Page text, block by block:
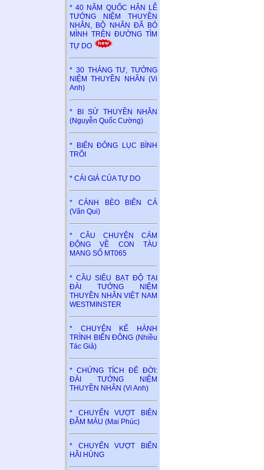
* 40 NĂM QUỐC HẬN LỄ
TƯỞNG NIỆM THUYỀN
NHÂN, BỘ NHÂN ĐÃ BỎ
MÌNH TRÊN ĐƯỜNG TÌM
TỰ DO
* 30 THÁNG TƯ, TƯỞNG
NIỆM THUYỀN NHÂN (Vi
Anh)
* BI SỬ THUYỀN NHÂN
(Nguyễn Quốc Cường)
* BIỂN ĐÔNG LỤC BÌNH
TRÔI
* CÁI GIÁ CỦA TỰ DO
* CÁNH BÈO BIỂN CẢ
(Văn Qui)
* CÂU CHUYỆN CẢM
ĐỘNG VỀ CON TÀU
MANG SỐ MT065
* CẦU SIÊU BẠT ĐỘ TẠI
ĐÀI TƯỞNG NIỆM
THUYỀN NHÂN VIỆT NAM
WESTMINSTER
* CHUYỆN KỂ HÀNH
TRÌNH BIỂN ĐÔNG (Nhiều
Tác Giả)
* CHỨNG TÍCH ĐỂ ĐỜI:
ĐÀI TƯỞNG NIỆM
THUYỀN NHÂN (Vi Anh)
* CHUYẾN VƯỢT BIÊN
ĐẪM MÁU (Mai Phúc)
* CHUYẾN VƯỢT BIỂN
HÃI HÙNG